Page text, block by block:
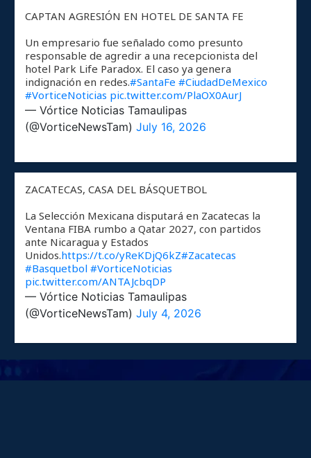
CAPTAN AGRESIÓN EN HOTEL DE SANTA FE
Un empresario fue señalado como presunto
responsable de agredir a una recepcionista del
hotel Park Life Paradox. El caso ya genera
indignación en redes.#SantaFe #CiudadDeMexico
#VorticeNoticias pic.twitter.com/PlaOX0AurJ
— Vórtice Noticias Tamaulipas
(@VorticeNewsTam)July 16, 2026
ZACATECAS, CASA DEL BÁSQUETBOL
La Selección Mexicana disputará en Zacatecas la
Ventana FIBA rumbo a Qatar 2027, con partidos
ante Nicaragua y Estados
Unidos.https://t.co/yReKDjQ6kZ#Zacatecas
#Basquetbol #VorticeNoticias
pic.twitter.com/ANTAJcbqDP
— Vórtice Noticias Tamaulipas
(@VorticeNewsTam)July 4, 2026